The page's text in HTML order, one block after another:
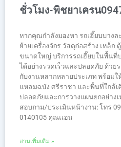
ชั่วโมง-พิชยาเครน
หากคุณกำลังมองหา รถเฮี๊ยบบาง
ย้ายเครื่องจักร วัสดุก่อสร้าง เหล็ก
ขนาดใหญ่ บริการรถเฮี๊ยบในพื้นที่
ได้อย่างรวดเร็วและปลอดภัย ด้วย
กับงานหลากหลายประเภท พร้อม
แหลมฉบัง ศรีราชา และพื้นที่ใกล้เ
ปลอดภัยและการวางแผนยกอย่าง
สอบถาม/ประเมินหน้างาน: โทร
0140105 คุณเเอน
อ่านเพิ่มเติม »